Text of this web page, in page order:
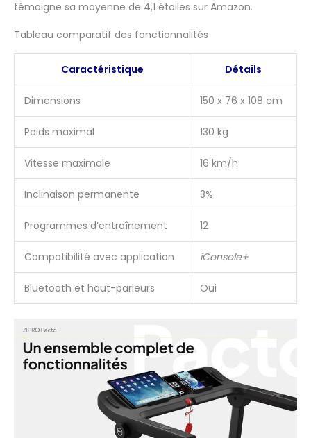
témoigne sa moyenne de 4,1 étoiles sur Amazon.
Tableau comparatif des fonctionnalités
Caractéristique Détails
Dimensions 150 x 76 x 108 cm
Poids maximal 130 kg
Vitesse maximale 16 km/h
Inclinaison permanente 3%
Programmes d’entraînement 12
Compatibilité avec application iConsole+
Bluetooth et haut-parleurs Oui